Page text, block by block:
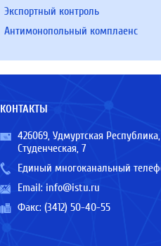
Экспортный контроль
Антимонопольный комплаенс
КОНТАКТЫ
426069, Удмуртская
Студенческая, 7
Единый многоканальный
Email: info@istu.ru
Факс: (3412) 50-40-55